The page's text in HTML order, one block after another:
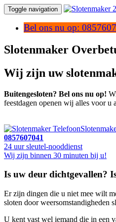
Toggle navigation
Bel ons nu op:
Slotenmaker
Wij zijn uw
Buitengesloten? Bel ons nu op!
feestdagen openen wij alles voor
0857607041
24 uur sleutel-nooddienst
Wij zijn binnen 30 minuten bij u!
Is uw deur dichtgevallen?
Er zijn dingen die u niet mee wilt
sloten door weersomstandigheden
U kent vast wel iemand die in een